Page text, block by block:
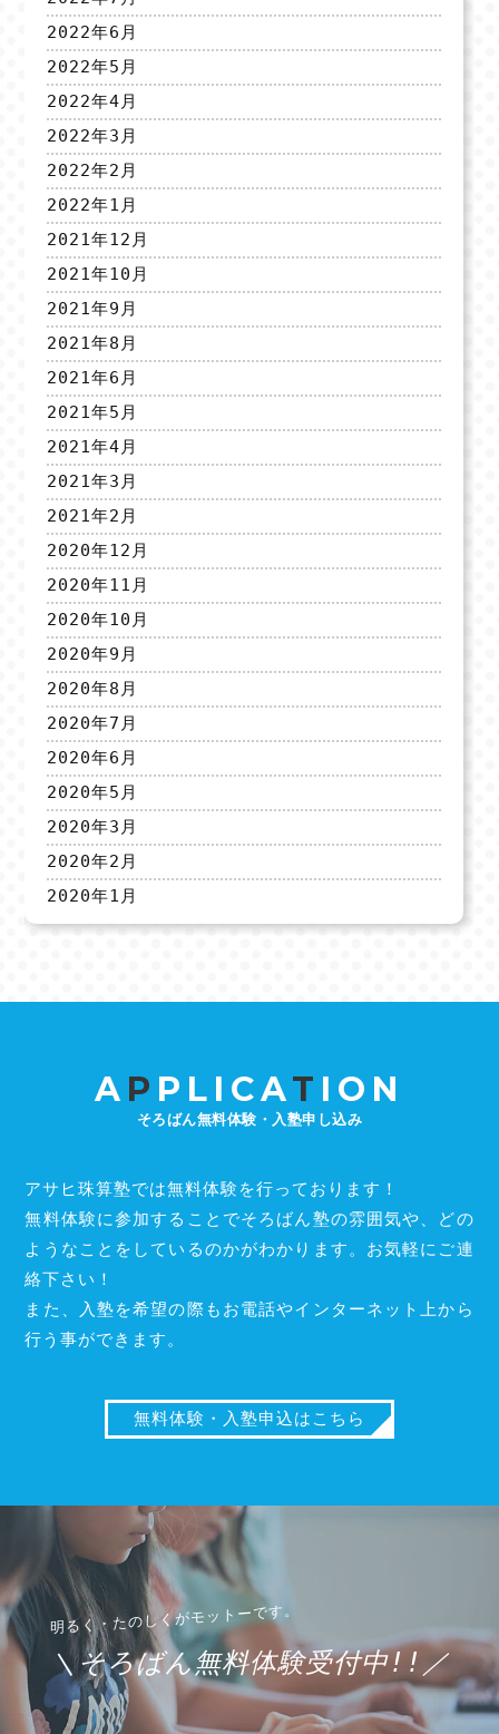
2022年6月
2022年5月
2022年4月
2022年3月
2022年2月
2022年1月
2021年12月
2021年10月
2021年9月
2021年8月
2021年6月
2021年5月
2021年4月
2021年3月
2021年2月
2020年12月
2020年11月
2020年10月
2020年9月
2020年8月
2020年7月
2020年6月
2020年5月
2020年3月
2020年2月
2020年1月
A P PLICAT ION
そろばん無料体験・入塾申し込み
アサヒ珠算塾では無料体験を行っております！
無料体験に参加することでそろばん塾の雰囲気や、どの
ようなことをしているのかがわかります。お気軽にご連
絡下さい！
また、入塾を希望の際もお電話やインターネット上から
行う事ができます。
無料体験・入塾申込はこちら
＼そろばん無料体験受付中!!／